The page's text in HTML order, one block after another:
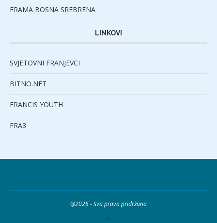
FRAMA BOSNA SREBRENA
LINKOVI
SVJETOVNI FRANJEVCI
BITNO.NET
FRANCIS YOUTH
FRA3
@2025 - Sva prava pridržana